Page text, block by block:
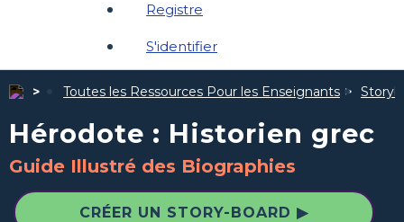
Registre
S'identifier
Toutes les Ressources Pour les Enseignants
Hérodote : Historien grec
Guide Illustré des Biographies
CRÉER UN STORY-BOARD ▶